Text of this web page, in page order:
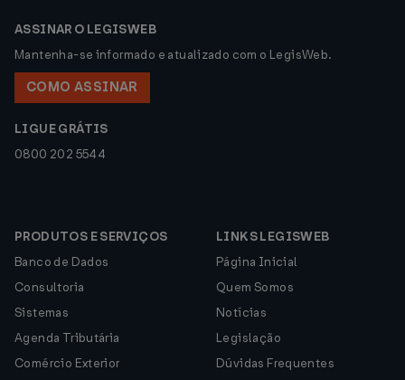
ASSINAR O LEGISWEB
Mantenha-se informado e atualizado com o LegisWeb.
COMO ASSINAR
LIGUE GRÁTIS
0800 202 5544
PRODUTOS E SERVIÇOS
Banco de Dados
Consultoria
Sistemas
Agenda Tributária
Comércio Exterior
LINKS LEGISWEB
Página Inicial
Quem Somos
Notícias
Legislação
Dúvidas Frequentes